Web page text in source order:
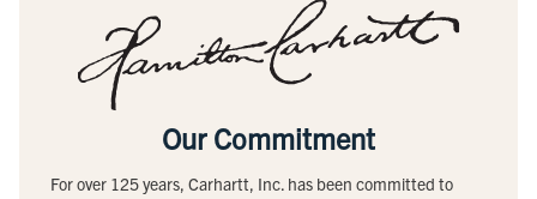
Our Commitment
For over 125 years, Carhartt, Inc. has been committed to